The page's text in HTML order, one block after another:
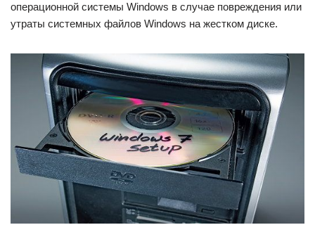
операционной системы Windows в случае повреждения или
утраты системных файлов Windows на жестком диске.